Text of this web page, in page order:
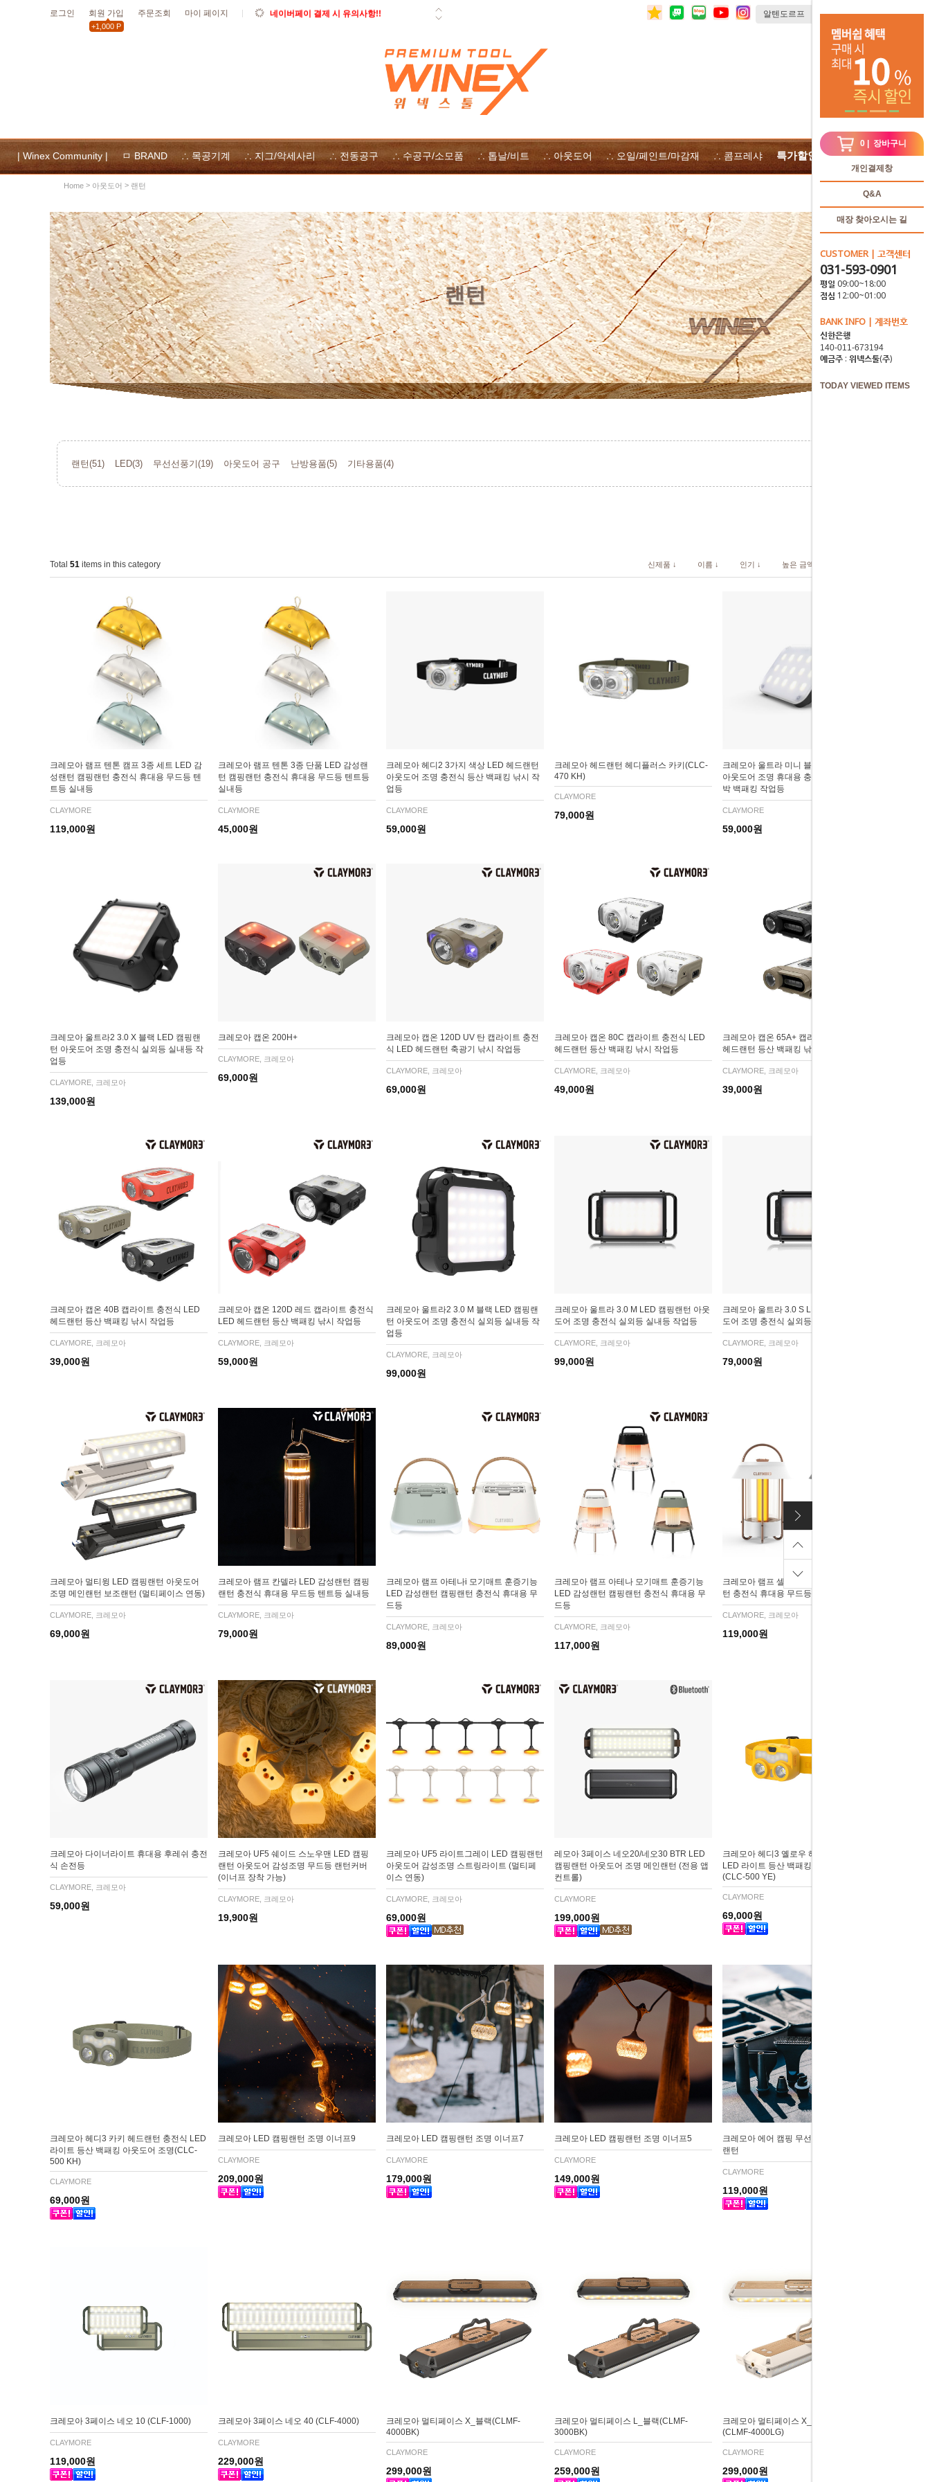
로그인 회원 가입
+1,000 P
주문조회 마이 페이지
네이버페이 결제 시 유의사항!!
위넥스툴 자사몰 쿠폰 다운로드
| Winex Community | ㅁ BRAND ∴ 목공기계 ∴ 지그/악세사리 ∴ 전동공구 ∴ 수공구/소모품 ∴ 톱날/비트 ∴ 아웃도어 ∴ 오일/페인트/마감재 ∴ 콤프레샤 특가할인 ∴전체상품
0 | 장바구니
개인결제창
Q&A
매장 찾아오시는 길
CUSTOMER | 고객센터
031-593-0901
평일 09:00~18:00
점심 12:00~01:00
BANK INFO | 계좌번호
신한은행
예금주 : 위넥스툴(주)
TODAY VIEWED ITEMS
Home > 아웃도어 > 랜턴
랜턴
랜턴(51) LED(3) 무선선풍기(19) 아웃도어 공구 난방용품(5) 기타용품(4)
Total 51 items in this category 신제품 ↓ 이름 ↓ 인기 ↓ 높은 금액 ↓
크레모아 램프 텐톤 캠프 3종 세트 LED 감
성랜턴 캠핑랜턴 충전식 휴대용 무드등 텐
트등 실내등
CLAYMORE
119,000원
크레모아 램프 텐톤 3종 단품 LED 감성랜
턴 캠핑랜턴 충전식 휴대용 무드등 텐트등
실내등
CLAYMORE
45,000원
크레모아 헤디2 3가지 색상 LED 헤드랜턴
아웃도어 조명 충전식 등산 백패킹 낚시 작
업등
CLAYMORE
59,000원
크레모아 헤드랜턴 헤디플러스 카키(CLC-
470 KH)
CLAYMORE
79,000원
크레모아 울트라 미니 블랙 LED 캠핑랜턴
아웃도어 조명 휴대용 충전식 미니랜턴 차
박 백패킹 작업등
CLAYMORE
59,000원
크레모아 울트라2 3.0 X 블랙 LED 캠핑랜
턴 아웃도어 조명 충전식 실외등 실내등 작
업등
CLAYMORE, 크레모아
139,000원
크레모아 캡온 200H+
CLAYMORE, 크레모아
69,000원
크레모아 캡온 120D UV 탄 캡라이트 충전
식 LED 헤드랜턴 축광기 낚시 작업등
CLAYMORE, 크레모아
69,000원
크레모아 캡온 80C 캡라이트 충전식 LED
헤드랜턴 등산 백패킹 낚시 작업등
CLAYMORE, 크레모아
49,000원
크레모아 캡온 65A+ 캡라이트 충전식 LED
헤드랜턴 등산 백패킹 낚시 작업등
CLAYMORE, 크레모아
39,000원
크레모아 캡온 40B 캡라이트 충전식 LED
헤드랜턴 등산 백패킹 낚시 작업등
CLAYMORE, 크레모아
39,000원
크레모아 캡온 120D 레드 캡라이트 충전식
LED 헤드랜턴 등산 백패킹 낚시 작업등
CLAYMORE, 크레모아
59,000원
크레모아 울트라2 3.0 M 블랙 LED 캠핑랜
턴 아웃도어 조명 충전식 실외등 실내등 작
업등
CLAYMORE, 크레모아
99,000원
크레모아 울트라 3.0 M LED 캠핑랜턴 아웃
도어 조명 충전식 실외등 실내등 작업등
CLAYMORE, 크레모아
99,000원
크레모아 울트라 3.0 S LED 캠핑랜턴 아웃
도어 조명 충전식 실외등 실내등 작업등
CLAYMORE, 크레모아
79,000원
크레모아 멀티윙 LED 캠핑랜턴 아웃도어
조명 메인랜턴 보조랜턴 (멀티페이스 연동)
CLAYMORE, 크레모아
69,000원
크레모아 램프 칸델라 LED 감성랜턴 캠핑
랜턴 충전식 휴대용 무드등 텐트등 실내등
CLAYMORE, 크레모아
79,000원
크레모아 램프 아테나i 모기매트 훈증기능
LED 감성랜턴 캠핑랜턴 충전식 휴대용 무
드등
CLAYMORE, 크레모아
89,000원
크레모아 램프 아테나 모기매트 훈증기능
LED 감성랜턴 캠핑랜턴 충전식 휴대용 무
드등
CLAYMORE, 크레모아
117,000원
크레모아 램프 셀레네LED 감성랜턴 캠핑랜
턴 충전식 휴대용 무드등
CLAYMORE, 크레모아
119,000원
크레모아 다이너라이트 휴대용 후레쉬 충전
식 손전등
CLAYMORE, 크레모아
59,000원
크레모아 UF5 쉐이드 스노우맨 LED 캠핑
랜턴 아웃도어 감성조명 무드등 랜턴커버
(이너프 장착 가능)
CLAYMORE, 크레모아
19,900원
크레모아 UF5 라이트그레이 LED 캠핑랜턴
아웃도어 감성조명 스트링라이트 (멀티페
이스 연동)
CLAYMORE, 크레모아
69,000원
레모아 3페이스 네오20/네오30 BTR LED
캠핑랜턴 아웃도어 조명 메인랜턴 (전용 앱
컨트롤)
CLAYMORE
199,000원
크레모아 헤디3 옐로우 헤드랜턴 충전식
LED 라이트 등산 백패킹 아웃도어 조명
(CLC-500 YE)
CLAYMORE
69,000원
크레모아 헤디3 카키 헤드랜턴 충전식 LED
라이트 등산 백패킹 아웃도어 조명(CLC-
500 KH)
CLAYMORE
69,000원
크레모아 LED 캠핑랜턴 조명 이너프9
CLAYMORE
209,000원
크레모아 LED 캠핑랜턴 조명 이너프7
CLAYMORE
179,000원
크레모아 LED 캠핑랜턴 조명 이너프5
CLAYMORE
149,000원
크레모아 에어 캠핑 무선 핸디 에어건 LED
랜턴
CLAYMORE
119,000원
크레모아 3페이스 네오 10 (CLF-1000)
CLAYMORE
119,000원
크레모아 3페이스 네오 40 (CLF-4000)
CLAYMORE
229,000원
크레모아 멀티페이스 X_블랙(CLMF-
4000BK)
CLAYMORE
299,000원
크레모아 멀티페이스 L_블랙(CLMF-
3000BK)
CLAYMORE
259,000원
크레모아 멀티페이스 X_라이트그레이
(CLMF-4000LG)
CLAYMORE
299,000원